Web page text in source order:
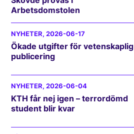
Arbetsdomstolen
NYHETER, 2026-06-17
Ökade utgifter för vetenskaplig
publicering
NYHETER, 2026-06-04
KTH får nej igen – terrordömd
student blir kvar